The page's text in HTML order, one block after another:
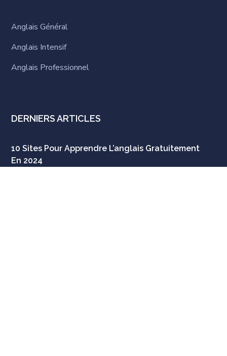
Anglais Général
Anglais Intensif
Anglais Professionnel
DERNIERS ARTICLES
10 Sites Pour Apprendre L’anglais Gratuitement
En 2024